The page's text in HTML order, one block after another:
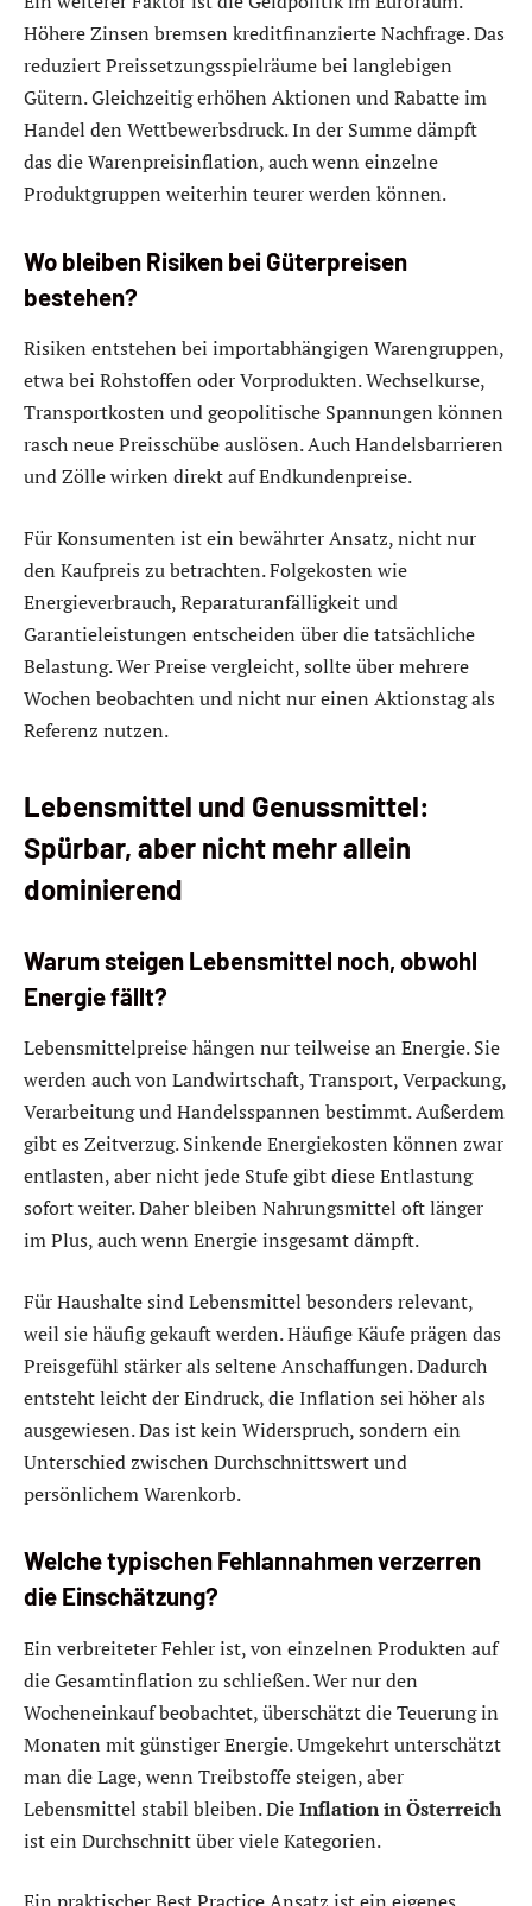
Höhere Zinsen bremsen kreditfinanzierte Nachfrage. Das
reduziert Preissetzungsspielräume bei langlebigen
Gütern. Gleichzeitig erhöhen Aktionen und Rabatte im
Handel den Wettbewerbsdruck. In der Summe dämpft
das die Warenpreisinflation, auch wenn einzelne
Produktgruppen weiterhin teurer werden können.
Wo bleiben Risiken bei Güterpreisen
bestehen?
Risiken entstehen bei importabhängigen Warengruppen,
etwa bei Rohstoffen oder Vorprodukten. Wechselkurse,
Transportkosten und geopolitische Spannungen können
rasch neue Preisschübe auslösen. Auch Handelsbarrieren
und Zölle wirken direkt auf Endkundenpreise.
Für Konsumenten ist ein bewährter Ansatz, nicht nur
den Kaufpreis zu betrachten. Folgekosten wie
Energieverbrauch, Reparaturanfälligkeit und
Garantieleistungen entscheiden über die tatsächliche
Belastung. Wer Preise vergleicht, sollte über mehrere
Wochen beobachten und nicht nur einen Aktionstag als
Referenz nutzen.
Lebensmittel und Genussmittel:
Spürbar, aber nicht mehr allein
dominierend
Warum steigen Lebensmittel noch, obwohl
Energie fällt?
Lebensmittelpreise hängen nur teilweise an Energie. Sie
werden auch von Landwirtschaft, Transport, Verpackung,
Verarbeitung und Handelsspannen bestimmt. Außerdem
gibt es Zeitverzug. Sinkende Energiekosten können zwar
entlasten, aber nicht jede Stufe gibt diese Entlastung
sofort weiter. Daher bleiben Nahrungsmittel oft länger
im Plus, auch wenn Energie insgesamt dämpft.
Für Haushalte sind Lebensmittel besonders relevant,
weil sie häufig gekauft werden. Häufige Käufe prägen das
Preisgefühl stärker als seltene Anschaffungen. Dadurch
entsteht leicht der Eindruck, die Inflation sei höher als
ausgewiesen. Das ist kein Widerspruch, sondern ein
Unterschied zwischen Durchschnittswert und
persönlichem Warenkorb.
Welche typischen Fehlannahmen verzerren
die Einschätzung?
Ein verbreiteter Fehler ist, von einzelnen Produkten auf
die Gesamtinflation zu schließen. Wer nur den
Wocheneinkauf beobachtet, überschätzt die Teuerung in
Monaten mit günstiger Energie. Umgekehrt unterschätzt
man die Lage, wenn Treibstoffe steigen, aber
Lebensmittel stabil bleiben. DieInflation in Österreich
ist ein Durchschnitt über viele Kategorien.